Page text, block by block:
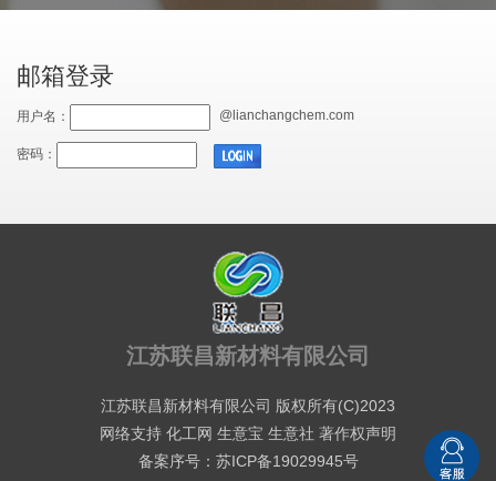
邮箱登录
用户名： @lianchangchem.com
密码：
江苏联昌新材料有限公司
江苏联昌新材料有限公司 版权所有(C)2023
网络支持 化工网 生意宝 生意社 著作权声明
备案序号：苏ICP备19029945号